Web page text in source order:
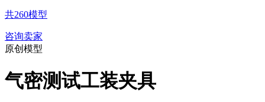
共260模型
咨询卖家
原创模型
气密测试工装夹具